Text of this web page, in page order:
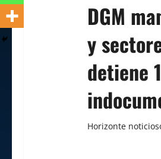
DGM
y
detiene
Horizonte